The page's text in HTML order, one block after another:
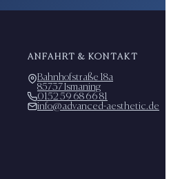
ANFAHRT & KONTAKT
Bahnhofstraße 18a
85737 Ismaning
0152 59 68 66 81
info@advanced-aesthetic.de